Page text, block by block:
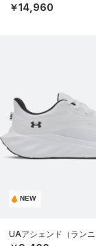
￥14,960
NEW
UAアシェンド（ラン